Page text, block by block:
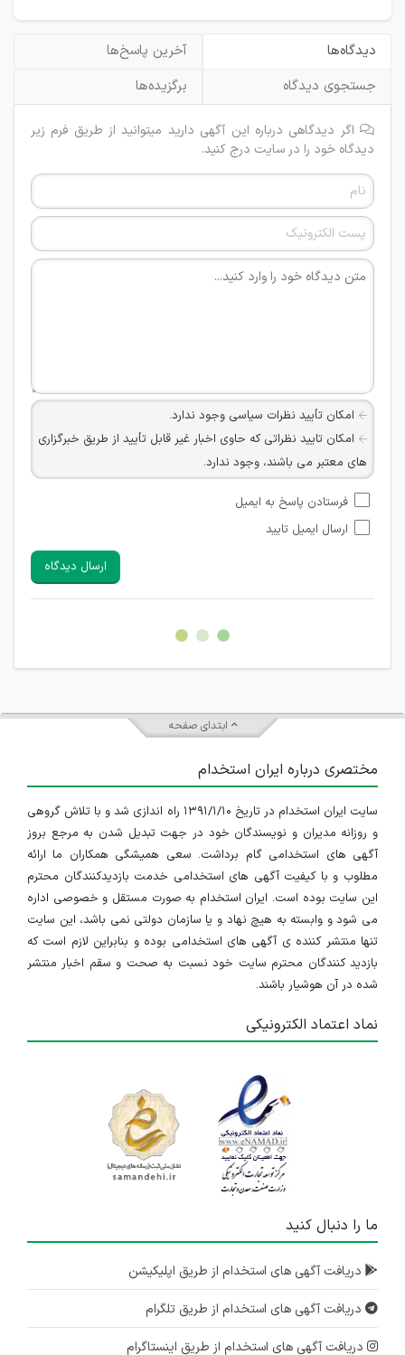
دیدگاه‌ها
آخرین پاسخ‌ها
جستجوی دیدگاه
برگزیده‌ها
اگر دیدگاهی درباره این آگهی دارید میتوانید از طریق فرم زیر
دیدگاه خود را در سایت درج کنید.
امکان تأیید نظرات سیاسی وجود ندارد.
امکان تایید نظراتی که حاوی اخبار غیر قابل تأیید از طریق خبرگزاری
های معتبر می باشند، وجود ندارد.
شبکه های مجازی ارتباطی می باشند وجود ندارد.
امکان تأیید نظرات کاربرانی که به هر طریقی قصد مأیوس کردن
هرگونه تحریک، تحقیر و کنایه به سایر افراد (مسئول و غیر مسئول)
غیر مجاز می باشد.
امکان هماهنگی برای هرگونه ملاقات حضوری چه به صورت دسته
فرستادن پاسخ به ایمیل
ارسال ایمیل تایید
ارسال دیدگاه
ابتدای صفحه
مختصری درباره ایران استخدام
سایت ایران استخدام در تاریخ ۱۳۹۱/۱/۱۰ راه اندازی شد و با تلاش گروهی
و روزانه مدیران و نویسندگان خود در جهت تبدیل شدن به مرجع بروز
آگهی های استخدامی گام برداشت. سعی همیشگی همکاران ما ارائه
مطلوب و با کیفیت آگهی های استخدامی خدمت بازدیدکنندگان محترم
این سایت بوده است. ایران استخدام به صورت مستقل و خصوصی اداره
می شود و وابسته به هیچ نهاد و یا سازمان دولتی نمی باشد، این سایت
تنها منتشر کننده ی آگهی های استخدامی بوده و بنابراین لازم است که
بازدید کنندگان محترم سایت خود نسبت به صحت و سقم اخبار منتشر
شده در آن هوشیار باشند.
نماد اعتماد الکترونیکی
ما را دنبال کنید
دریافت آگهی های استخدام از طریق اپلیکیشن
دریافت آگهی های استخدام از طریق تلگرام
دریافت آگهی های استخدام از طریق اینستاگرام